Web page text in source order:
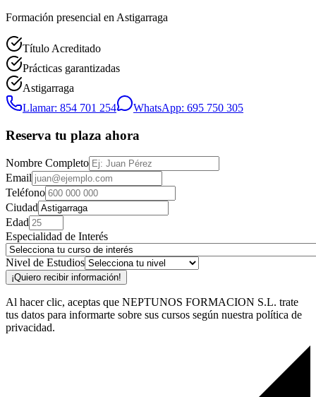
Formación presencial en Astigarraga
Título Acreditado
Prácticas garantizadas
Astigarraga
Llamar: 854 701 254
WhatsApp: 695 750 305
Reserva tu plaza ahora
Nombre Completo
Email
Teléfono
Ciudad
Edad
Especialidad de Interés
Nivel de Estudios
¡Quiero recibir información!
Al hacer clic, aceptas que NEPTUNOS FORMACION S.L. trate
tus datos para informarte sobre sus cursos según nuestra política de
privacidad.